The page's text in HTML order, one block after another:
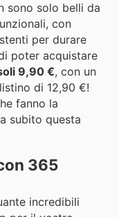
sono solo belli da
con
per durare
poter acquistare
9,90 €, con un
di 12,90 €!
fanno la
subito questa
365
incredibili